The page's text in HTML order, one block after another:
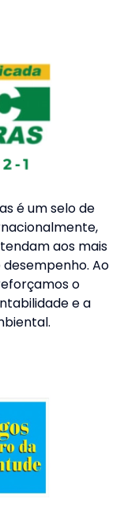
é um selo de
aos mais
Ao
o
e a